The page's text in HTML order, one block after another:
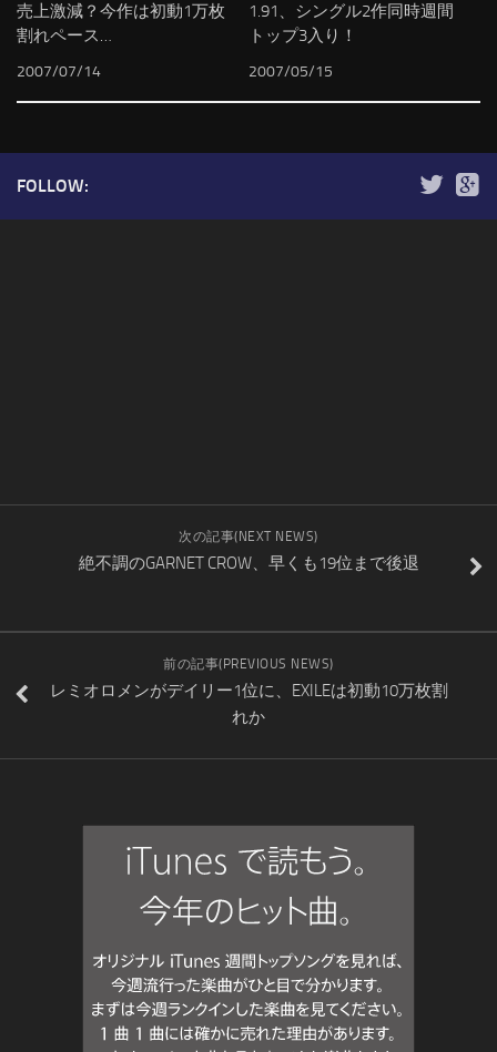
売上激減？今作は初動1万枚
割れペース…
2007/07/14
1.91、シングル2作同時週間
トップ3入り！
2007/05/15
FOLLOW:
次の記事(NEXT NEWS)
絶不調のGARNET CROW、早くも19位まで後退
前の記事(PREVIOUS NEWS)
レミオロメンがデイリー1位に、EXILEは初動10万枚割
れか